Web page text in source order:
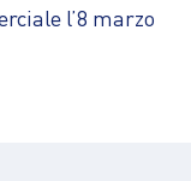
l’8 marzo